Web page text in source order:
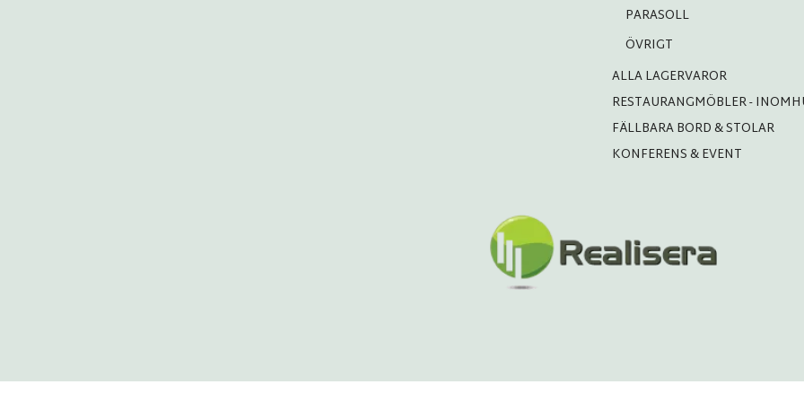
PARASOLL
ÖVRIGT
ALLA LAGERVAROR
RESTAURANGMÖBLER -
FÄLLBARA BORD & STOLAR
KONFERENS & EVENT